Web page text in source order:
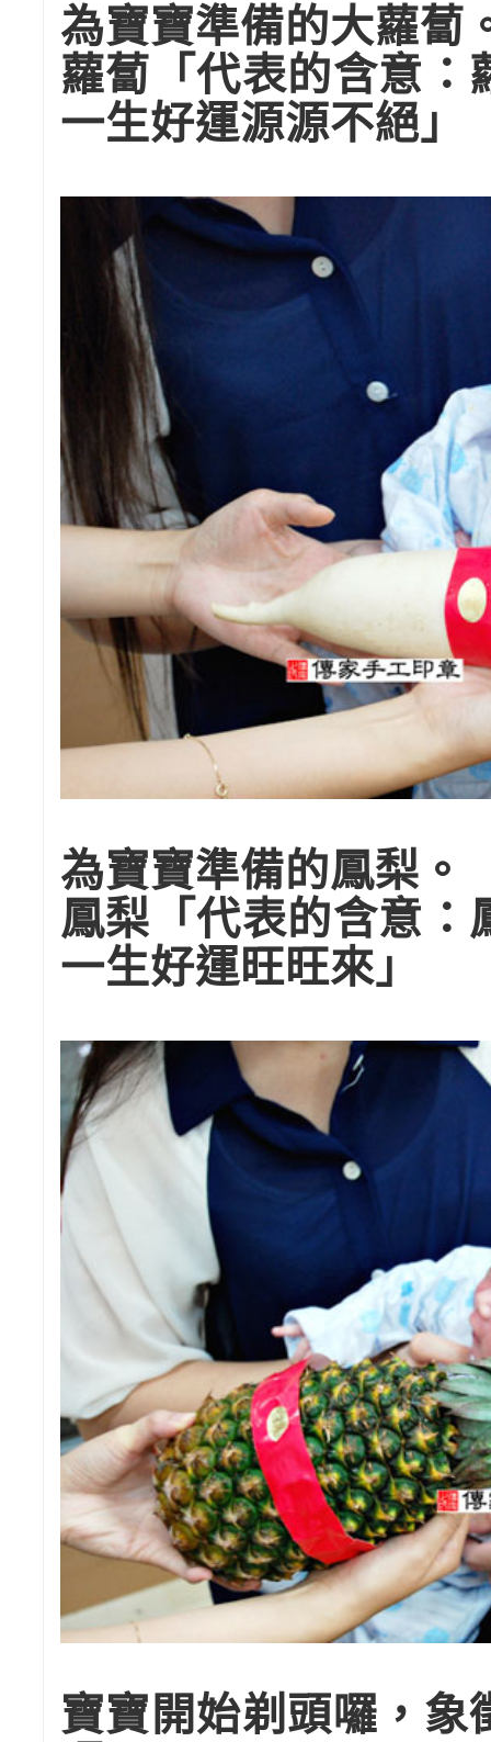
為寶寶準備的大蘿蔔
蘿蔔「代表的含意：
一生好運源源不絕」
為寶寶準備的鳳梨。
鳳梨「代表的含意：
一生好運旺旺來」
寶寶開始剃頭囉，象